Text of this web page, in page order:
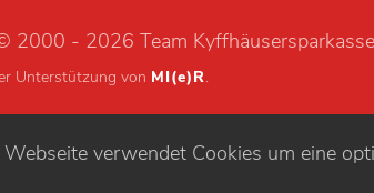
2000 - 2026 Team Kyffhäusersparkasse
Unterstützung von MI(e)R.
Webseite verwendet Cookies um eine